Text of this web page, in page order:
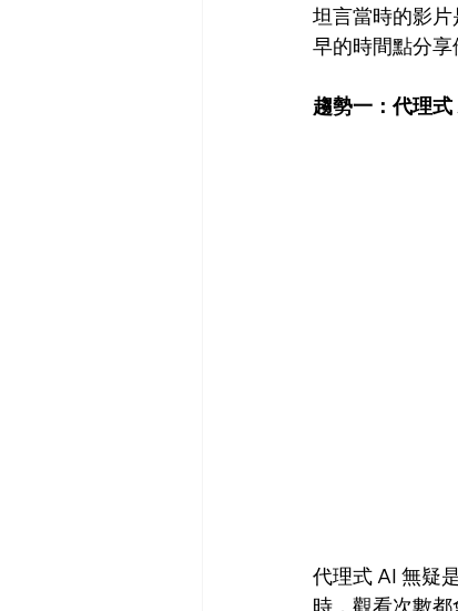
坦言當時的影片
早的時間點分享
趨勢一：代理
代理式 AI 無疑
時，觀看次數